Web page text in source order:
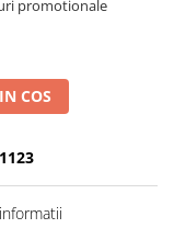
promotionale
COS